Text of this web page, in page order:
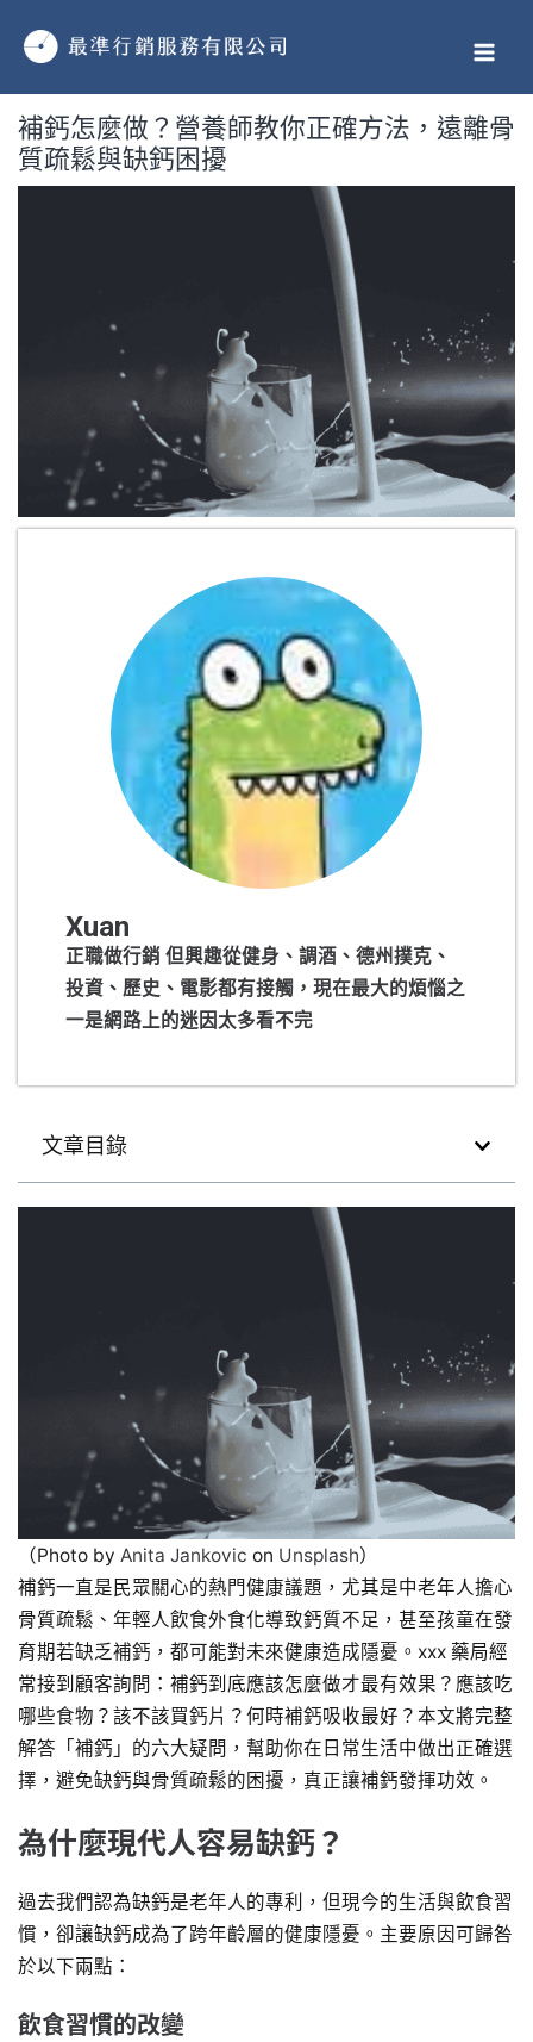
補鈣怎麼做？營養師教你正確方法，遠離骨
質疏鬆與缺鈣困擾
Xuan
正職做行銷 但興趣從健身、調酒、德州撲克、
投資、歷史、電影都有接觸，現在最大的煩惱之
一是網路上的迷因太多看不完
文章目錄
（Photo by Anita Jankovic on Unsplash）
補鈣一直是民眾關心的熱門健康議題，尤其是中老年人擔心
骨質疏鬆、年輕人飲食外食化導致鈣質不足，甚至孩童在發
育期若缺乏補鈣，都可能對未來健康造成隱憂。xxx 藥局經
常接到顧客詢問：補鈣到底應該怎麼做才最有效果？應該吃
哪些食物？該不該買鈣片？何時補鈣吸收最好？本文將完整
解答「補鈣」的六大疑問，幫助你在日常生活中做出正確選
擇，避免缺鈣與骨質疏鬆的困擾，真正讓補鈣發揮功效。
為什麼現代人容易缺鈣？
過去我們認為缺鈣是老年人的專利，但現今的生活與飲食習
慣，卻讓缺鈣成為了跨年齡層的健康隱憂。主要原因可歸咎
於以下兩點：
飲食習慣的改變